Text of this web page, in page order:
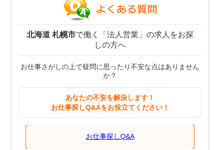
北海道 札幌市で働く「法人営業」の求人をお探
しの方へ
お仕事さがしの上で疑問に思ったり不安な点はありません
か？
あなたの不安を解決します！
お仕事探しQ&Aをお役立てください！
お仕事探しQ&A